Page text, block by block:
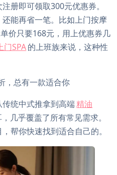
册即可领取300元优惠券。
能再省一笔。比如上门按摩
价只要168元，用上优惠券几
门SPA的上班族来说，这种性
，总有一款适合你
统中式推拿到高端精油
几乎覆盖了所有常见需求。
帮你快速找到适合自己的。